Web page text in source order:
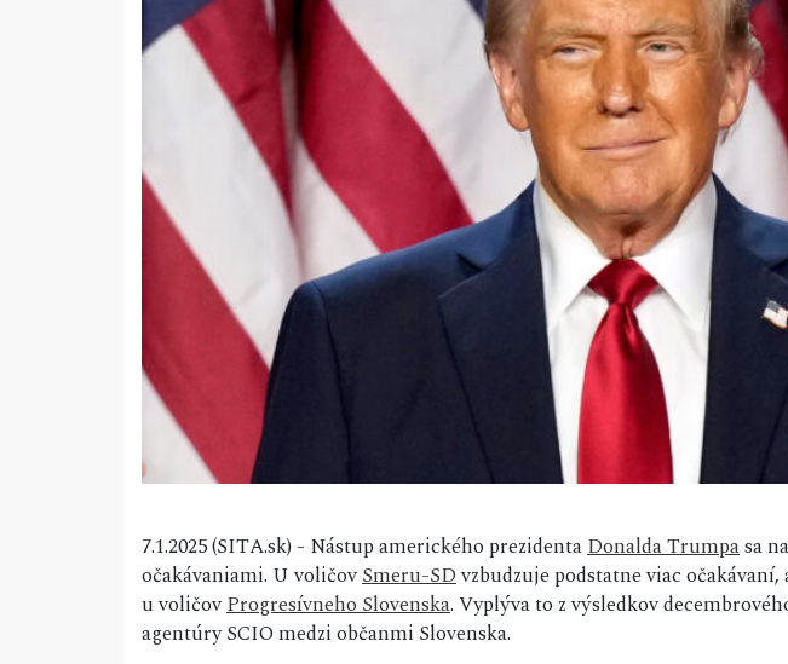
7.1.2025 (SITA.sk) - Nástup amerického prezidentaDonalda Trumpasa
očakávaniami. U voličovSmeru-SDvzbudzuje podstatne viac
u voličovProgresívneho Slovenska. Vyplýva to z výsledkov
agentúry SCIO medzi občanmi Slovenska.